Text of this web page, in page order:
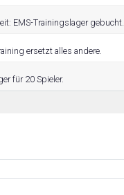
EMS-Trainingslager gebucht.
ersetzt alles andere.
für 20 Spieler.